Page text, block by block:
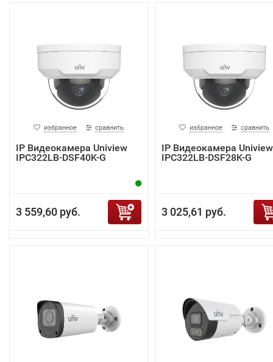
избранное сравнить
IP Видеокамера Uniview
IPC322LB-DSF40K-G
3 559,60 руб.
избранное сравнить
IP Видеокамера Uniview
IPC322LB-DSF28K-G
3 025,61 руб.